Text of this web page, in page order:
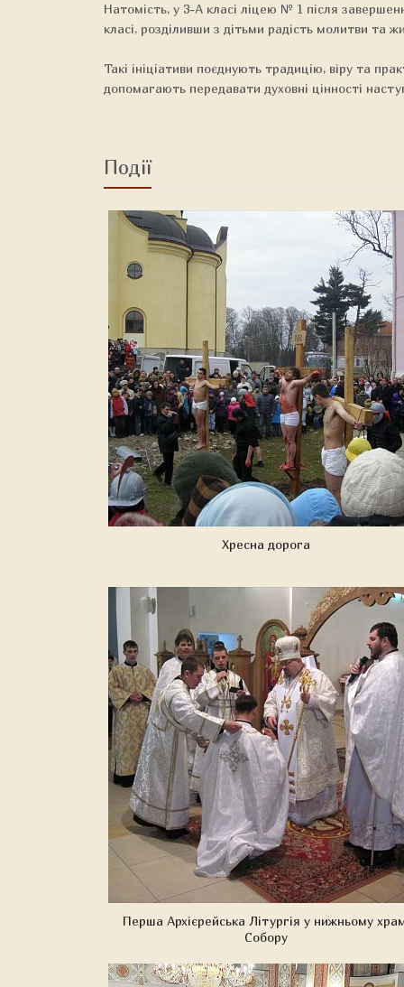
Натомість, у 3-А класі ліцею № 1 після
класі, розділивши з дітьми радість молитви та
Такі ініціативи поєднують традицію, віру та
допомагають передавати духовні цінності
Події
Хресна дорога
Перша Архієрейська Літургія у нижньому
Собору